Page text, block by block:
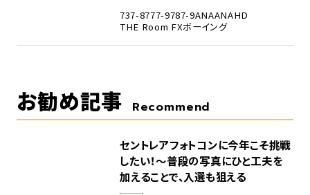
737-8777-9787-9ANAANAHD
THE Room FXボーイング
お勧め記事 Recommend
セントレアフォトコンに今年こそ挑戦
したい！～普段の写真にひと工夫を
加えることで、入選も狙える